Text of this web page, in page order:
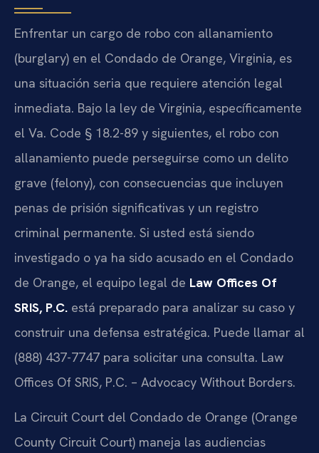
Enfrentar un cargo de robo con allanamiento
(burglary) en el Condado de Orange, Virginia, es
una situación seria que requiere atención legal
inmediata. Bajo la ley de Virginia, específicamente
el Va. Code § 18.2-89 y siguientes, el robo con
allanamiento puede perseguirse como un delito
grave (felony), con consecuencias que incluyen
penas de prisión significativas y un registro
criminal permanente. Si usted está siendo
investigado o ya ha sido acusado en el Condado
de Orange, el equipo legal de Law Offices Of
SRIS, P.C. está preparado para analizar su caso y
construir una defensa estratégica. Puede llamar al
(888) 437-7747 para solicitar una consulta. Law
Offices Of SRIS, P.C. – Advocacy Without Borders.
La Circuit Court del Condado de Orange (Orange
County Circuit Court) maneja las audiencias